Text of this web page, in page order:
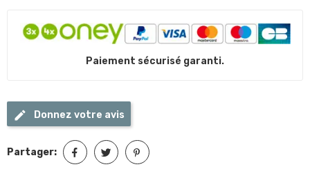
Paiement sécurisé garanti.
Donnez votre avis
Partager: